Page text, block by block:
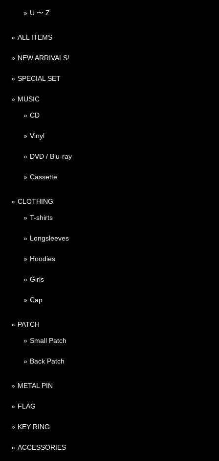
U 〜 Z
ALL ITEMS
NEW ARRIVALS!
SPECIAL SET
MUSIC
CD
Vinyl
DVD / Blu-ray
Cassette
CLOTHING
T-shirts
Longsleeves
Hoodies
Girls
Cap
PATCH
Small Patch
Back Patch
METAL PIN
FLAG
KEY RING
ACCESSORIES